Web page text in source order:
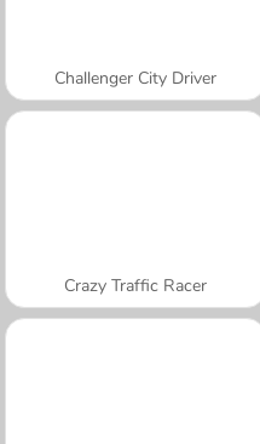
Challenger City Driver
Crazy Traffic Racer